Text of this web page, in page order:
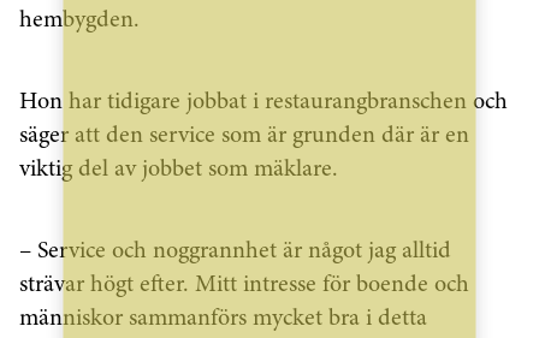
hembygden.
Hon har tidigare jobbat i restaurangbranschen och
säger att den service som är grunden där är en
viktig del av jobbet som mäklare.
– Service och noggrannhet är något jag alltid
strävar högt efter. Mitt intresse för boende och
människor sammanförs mycket bra i detta